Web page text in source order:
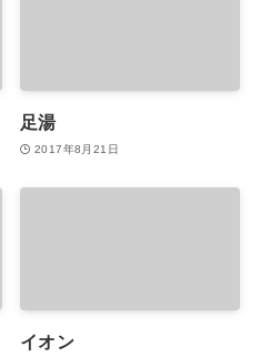
足湯
2017年8月21日
イオン